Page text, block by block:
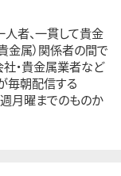
人者、一貫して貴金
金属）関係者の間で
・貴金属業者など
毎朝配信する
月曜までのものか